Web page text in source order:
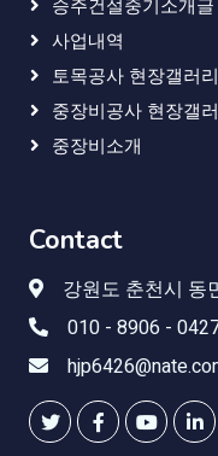
승주건설중기소개글
사업내역
토목공사 현장갤러리
중장비공사 현장갤
중장비소개
Contact
강원도 춘천시 동
010 - 8906 -